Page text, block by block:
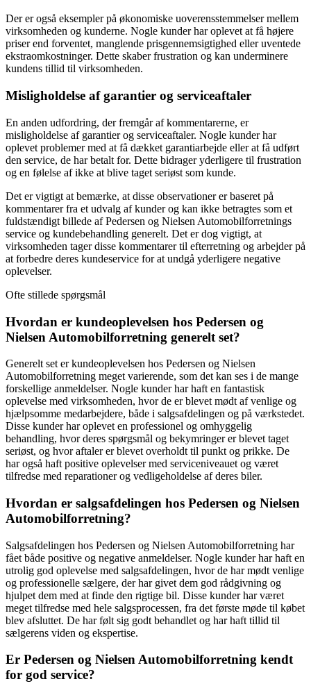
Der er også eksempler på økonomiske uoverensstemmelser mellem
virksomheden og kunderne. Nogle kunder har oplevet at få højere
priser end forventet, manglende prisgennemsigtighed eller uventede
ekstraomkostninger. Dette skaber frustration og kan underminere
kundens tillid til virksomheden.
Misligholdelse af garantier og serviceaftaler
En anden udfordring, der fremgår af kommentarerne, er
misligholdelse af garantier og serviceaftaler. Nogle kunder har
oplevet problemer med at få dækket garantiarbejde eller at få udført
den service, de har betalt for. Dette bidrager yderligere til frustration
og en følelse af ikke at blive taget seriøst som kunde.
Det er vigtigt at bemærke, at disse observationer er baseret på
kommentarer fra et udvalg af kunder og kan ikke betragtes som et
fuldstændigt billede af Pedersen og Nielsen Automobilforretnings
service og kundebehandling generelt. Det er dog vigtigt, at
virksomheden tager disse kommentarer til efterretning og arbejder på
at forbedre deres kundeservice for at undgå yderligere negative
oplevelser.
Ofte stillede spørgsmål
Hvordan er kundeoplevelsen hos Pedersen og
Nielsen Automobilforretning generelt set?
Generelt set er kundeoplevelsen hos Pedersen og Nielsen
Automobilforretning meget varierende, som det kan ses i de mange
forskellige anmeldelser. Nogle kunder har haft en fantastisk
oplevelse med virksomheden, hvor de er blevet mødt af venlige og
hjælpsomme medarbejdere, både i salgsafdelingen og på værkstedet.
Disse kunder har oplevet en professionel og omhyggelig
behandling, hvor deres spørgsmål og bekymringer er blevet taget
seriøst, og hvor aftaler er blevet overholdt til punkt og prikke. De
har også haft positive oplevelser med serviceniveauet og været
tilfredse med reparationer og vedligeholdelse af deres biler.
Hvordan er salgsafdelingen hos Pedersen og Nielsen
Automobilforretning?
Salgsafdelingen hos Pedersen og Nielsen Automobilforretning har
fået både positive og negative anmeldelser. Nogle kunder har haft en
utrolig god oplevelse med salgsafdelingen, hvor de har mødt venlige
og professionelle sælgere, der har givet dem god rådgivning og
hjulpet dem med at finde den rigtige bil. Disse kunder har været
meget tilfredse med hele salgsprocessen, fra det første møde til købet
blev afsluttet. De har følt sig godt behandlet og har haft tillid til
sælgerens viden og ekspertise.
Er Pedersen og Nielsen Automobilforretning kendt
for god service?